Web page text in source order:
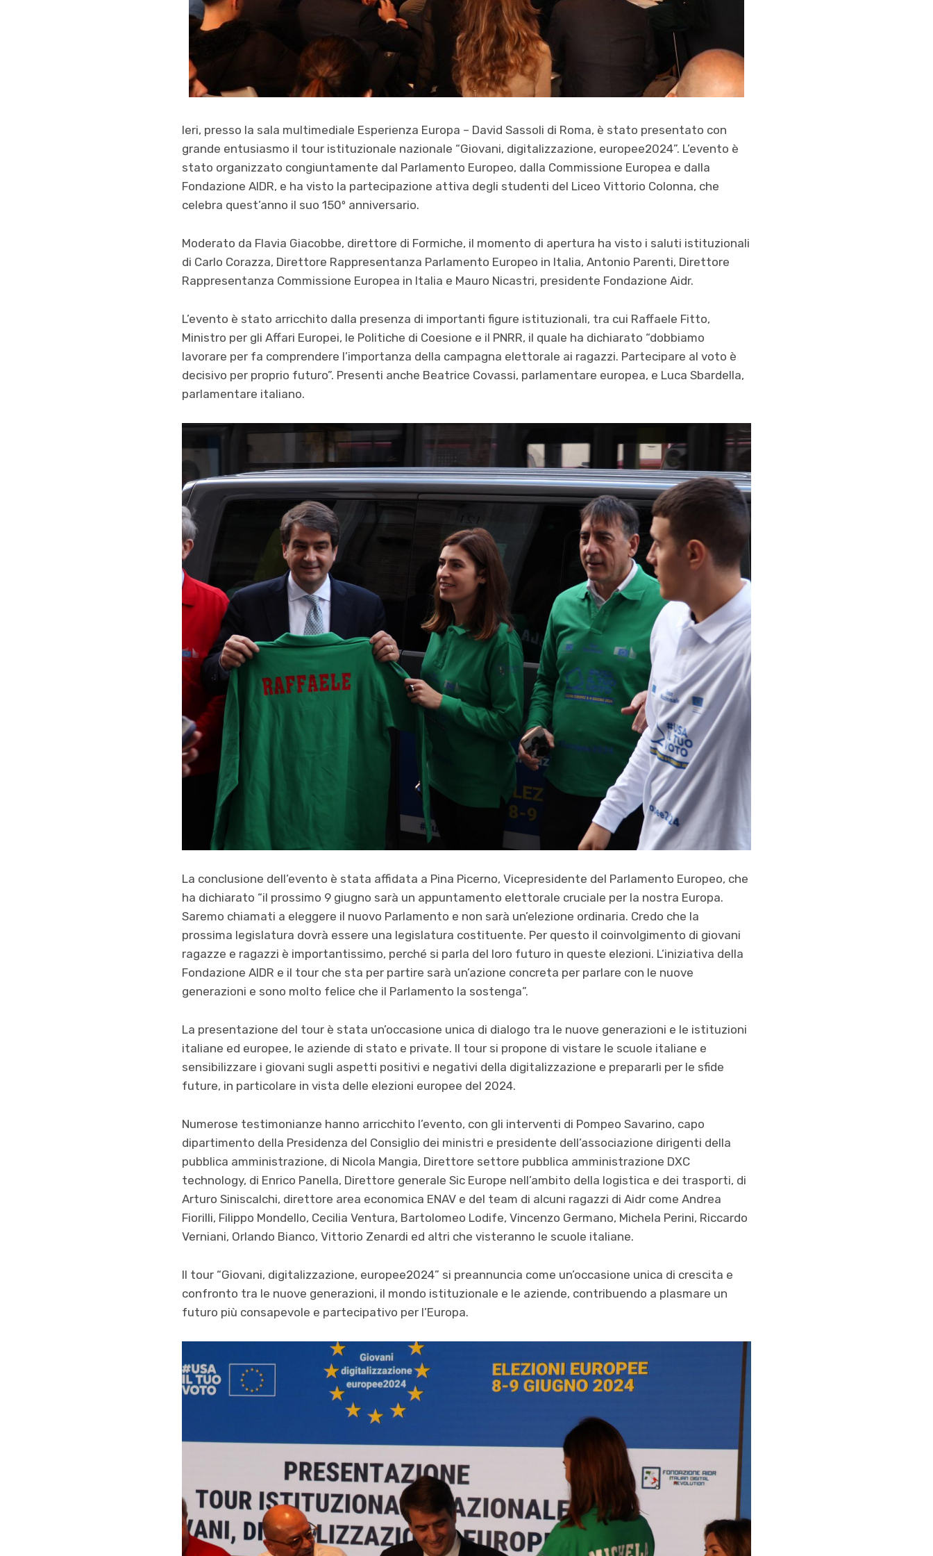
Ieri, presso la sala multimediale Esperienza Europa – David Sassoli di Roma, è stato presentato con
grande entusiasmo il tour istituzionale nazionale “Giovani, digitalizzazione, europee2024”. L’evento è
stato organizzato congiuntamente dal Parlamento Europeo, dalla Commissione Europea e dalla
Fondazione AIDR, e ha visto la partecipazione attiva degli studenti del Liceo Vittorio Colonna, che
celebra quest’anno il suo 150º anniversario.
Moderato da Flavia Giacobbe, direttore di Formiche, il momento di apertura ha visto i saluti istituzionali
di Carlo Corazza, Direttore Rappresentanza Parlamento Europeo in Italia, Antonio Parenti, Direttore
Rappresentanza Commissione Europea in Italia e Mauro Nicastri, presidente Fondazione Aidr.
L’evento è stato arricchito dalla presenza di importanti figure istituzionali, tra cui Raffaele Fitto,
Ministro per gli Affari Europei, le Politiche di Coesione e il PNRR, il quale ha dichiarato “dobbiamo
lavorare per fa comprendere l’importanza della campagna elettorale ai ragazzi. Partecipare al voto è
decisivo per proprio futuro”. Presenti anche Beatrice Covassi, parlamentare europea, e Luca Sbardella,
parlamentare italiano.
La conclusione dell’evento è stata affidata a Pina Picerno, Vicepresidente del Parlamento Europeo, che
ha dichiarato “il prossimo 9 giugno sarà un appuntamento elettorale cruciale per la nostra Europa.
Saremo chiamati a eleggere il nuovo Parlamento e non sarà un’elezione ordinaria. Credo che la
prossima legislatura dovrà essere una legislatura costituente. Per questo il coinvolgimento di giovani
ragazze e ragazzi è importantissimo, perché si parla del loro futuro in queste elezioni. L’iniziativa della
Fondazione AIDR e il tour che sta per partire sarà un’azione concreta per parlare con le nuove
generazioni e sono molto felice che il Parlamento la sostenga”.
La presentazione del tour è stata un’occasione unica di dialogo tra le nuove generazioni e le istituzioni
italiane ed europee, le aziende di stato e private. Il tour si propone di vistare le scuole italiane e
sensibilizzare i giovani sugli aspetti positivi e negativi della digitalizzazione e prepararli per le sfide
future, in particolare in vista delle elezioni europee del 2024.
Numerose testimonianze hanno arricchito l’evento, con gli interventi di Pompeo Savarino, capo
dipartimento della Presidenza del Consiglio dei ministri e presidente dell’associazione dirigenti della
pubblica amministrazione, di Nicola Mangia, Direttore settore pubblica amministrazione DXC
technology, di Enrico Panella, Direttore generale Sic Europe nell’ambito della logistica e dei trasporti, di
Arturo Siniscalchi, direttore area economica ENAV e del team di alcuni ragazzi di Aidr come Andrea
Fiorilli, Filippo Mondello, Cecilia Ventura, Bartolomeo Lodife, Vincenzo Germano, Michela Perini, Riccardo
Verniani, Orlando Bianco, Vittorio Zenardi ed altri che visteranno le scuole italiane.
Il tour “Giovani, digitalizzazione, europee2024” si preannuncia come un’occasione unica di crescita e
confronto tra le nuove generazioni, il mondo istituzionale e le aziende, contribuendo a plasmare un
futuro più consapevole e partecipativo per l’Europa.